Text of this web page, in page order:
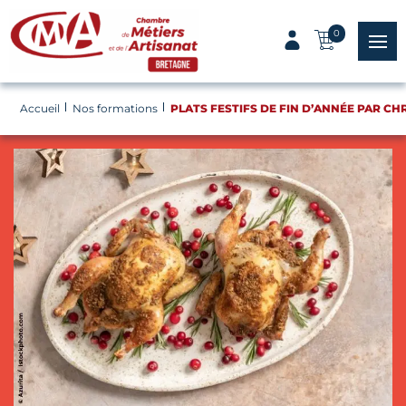
Panneau de gestion des cookies
0
menu
Accueil Nos formations PLATS FESTIFS DE FIN D’ANNÉE PAR